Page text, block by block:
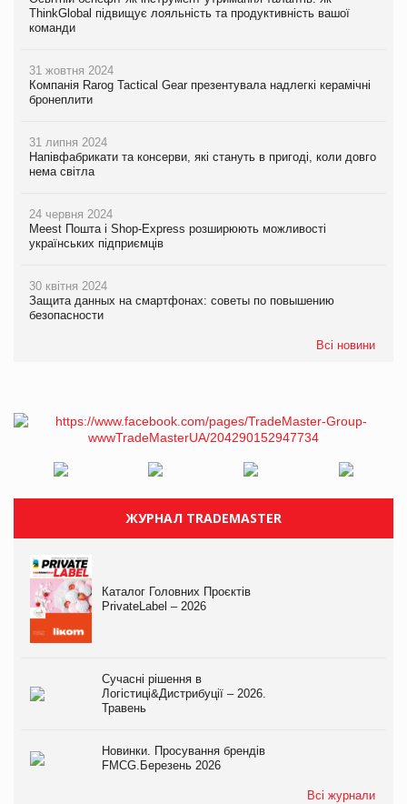
ThinkGlobal підвищує лояльність та продуктивність вашої
команди
31 жовтня 2024
Компанія Rarog Tactical Gear презентувала надлегкі керамічні
бронеплити
31 липня 2024
Напівфабрикати та консерви, які стануть в пригоді, коли довго
нема світла
24 червня 2024
Meest Пошта і Shop-Express розширюють можливості
українських підприємців
30 квітня 2024
Защита данных на смартфонах: советы по повышению
безопасности
Всі новини
ЖУРНАЛ TRADEMASTER
Каталог Головних Проєктів
PrivateLabel – 2026
Сучасні рішення в
Логістиці&Дистрибуції – 2026.
Травень
Новинки. Просування брендів
FMCG.Березень 2026
Всі журнали